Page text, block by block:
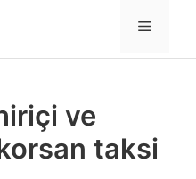
MENÜ
ve
taksi